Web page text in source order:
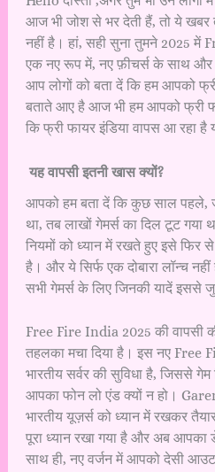
आज भी जोश से भर देती हैं, तो ये खबर
नहीं है। हां, सही सुना तुमने 2025 में
एक नए रूप में, नए फ़ीचर्स के साथ और
आप लोगों को बता दें कि हम आपको
बताते आए है आज भी हम आपको फ्री
कि फ्री फायर इंडिया वापस आ रहा है
यह वापसी इतनी खास क्यों?
आपको हम बता दें कि कुछ साल पहले,
था, तब लाखों गेमर्स का दिल टूट
नियमों को ध्यान में रखते हुए इसे फिर
है। और ये सिर्फ एक दोबारा लॉन्च
सभी गेमर्स के लिए जिनकी यादें इससे
Free Fire India 2025 की वापसी
तहलका मचा दिया है। इस नए Free
भारतीय सर्वर की सुविधा है, जिससे
आपका फोन लो एंड क्यों न हो।
भारतीय यूज़र्स को ध्यान में रखकर
पूरा ध्यान रखा गया है और अब आपका
साथ ही, नए वर्जन में आपको देसी